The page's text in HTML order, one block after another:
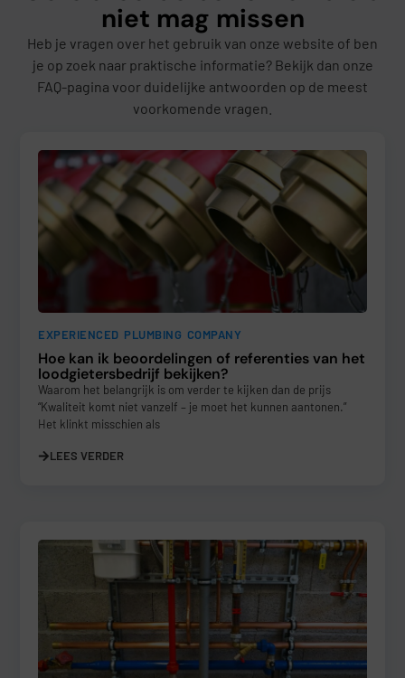
niet mag missen
Heb je vragen over het gebruik van onze website of ben
je op zoek naar praktische informatie? Bekijk dan onze
FAQ-pagina voor duidelijke antwoorden op de meest
voorkomende vragen.
EXPERIENCED PLUMBING COMPANY
Hoe kan ik beoordelingen of referenties van het
loodgietersbedrijf bekijken?
Waarom het belangrijk is om verder te kijken dan de prijs
“Kwaliteit komt niet vanzelf – je moet het kunnen aantonen.”
Het klinkt misschien als
LEES VERDER